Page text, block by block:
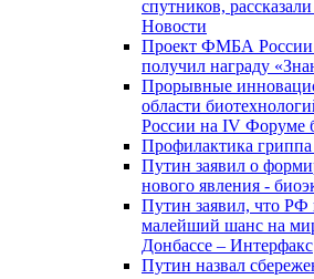
спутников,
Новости
Проект ФМБА России
получил награду
Прорывные
области
России на IV Форуме
Профилактика
Путин заявил о
нового явления -
Путин заявил, что РФ
малейший шанс на
Донбассе – Интерфакс
Путин назвал